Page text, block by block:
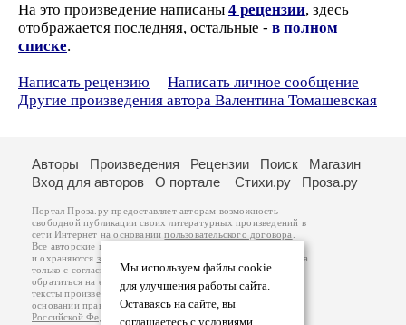
На это произведение написаны 4 рецензии, здесь
отображается последняя, остальные - в полном
списке.
Написать рецензию
Написать личное сообщение
Другие произведения автора Валентина Томашевская
Мы используем файлы cookie
для улучшения работы сайта.
Оставаясь на сайте, вы
соглашаетесь с условиями
Авторы Произведения Рецензии Поиск
Магазин
Вход для авторов
О портале Стихи.ру Проза.ру
Портал Проза.ру предоставляет авторам возможность
свободной публикации своих литературных произведений в
сети Интернет на основаниипользовательского договора
Все авторские права на произведения принадлежат авторам
и охраняются законом
. Перепечатка произведений возможна
только с согласия его автора, к которому вы можете
обратиться на его авторской странице. Ответственность за
тексты произведений авторы несут самостоятельно на
основанииправил публикацииизаконодательства
Российской Федерации